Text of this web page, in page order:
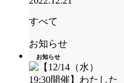
すべて
お知らせ
お知らせ